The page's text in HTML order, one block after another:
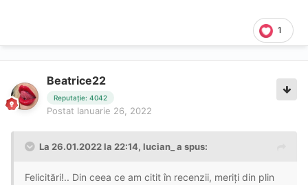
1
Beatrice22
Reputație: 4042
Postat Ianuarie 26, 2022
La 26.01.2022 la 22:14, lucian_ a spus:
Felicitări!.. Din ceea ce am citit în recenzii, meriți din plin